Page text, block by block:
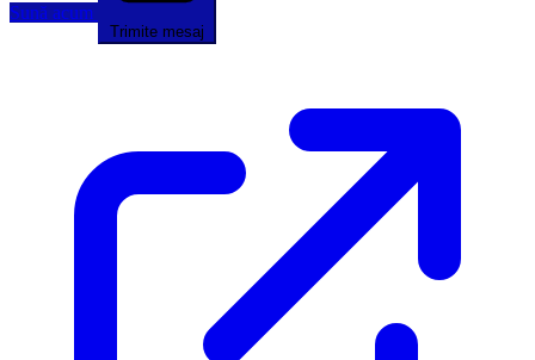
Sună acum
Trimite mesaj